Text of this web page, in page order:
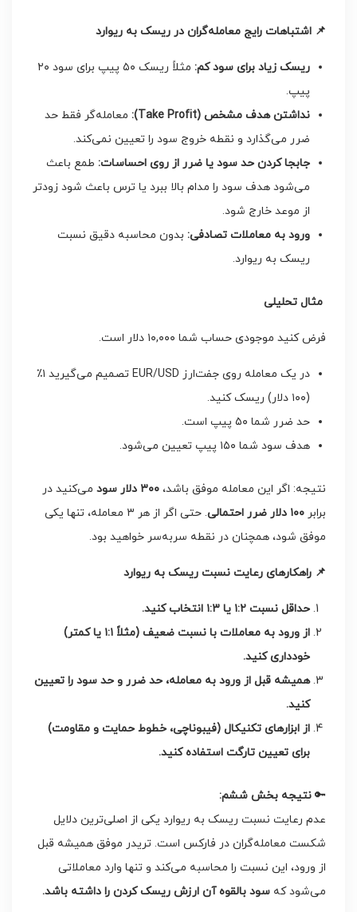
📌 اشتباهات رایج معامله‌گران در ریسک به ریوارد
ریسک زیاد برای سود کم:
مثلاً ریسک ۵۰ پیپ برای سود ۲۰
پیپ.
نداشتن هدف مشخص (Take Profit):
معامله‌گر فقط حد
ضرر می‌گذارد و نقطه خروج سود را تعیین نمی‌کند.
جابجا کردن حد سود یا ضرر از روی احساسات: طمع باعث
می‌شود هدف سود را مدام بالا ببرد یا ترس باعث شود زودتر
از موعد خارج شود.
ورود به معاملات تصادفی: بدون محاسبه دقیق نسبت
ریسک به ریوارد.
مثال تحلیلی
فرض کنید موجودی حساب شما ۱۰,۰۰۰ دلار است.
در یک معامله روی جفت‌ارز EUR/USD تصمیم می‌گیرید ۱٪
(۱۰۰ دلار) ریسک کنید.
حد ضرر شما ۵۰ پیپ است.
هدف سود شما ۱۵۰ پیپ تعیین می‌شود.
نتیجه: اگر این معامله موفق باشد، ۳۰۰ دلار سود می‌کنید در
برابر ۱۰۰ دلار ضرر احتمالی
. حتی اگر از هر ۳ معامله، تنها یکی
موفق شود، همچنان در نقطه سربه‌سر خواهید بود.
📌 راهکارهای رعایت نسبت ریسک به ریوارد
حداقل نسبت ۱:۲ یا ۱:۳ انتخاب کنید.
از ورود به معاملات با نسبت ضعیف (مثلاً ۱:۱ یا کمتر)
خودداری کنید.
همیشه قبل از ورود به معامله، حد ضرر و حد سود را تعیین
کنید.
از ابزارهای تکنیکال (فیبوناچی، خطوط حمایت و مقاومت)
برای تعیین تارگت استفاده کنید.
🔑 نتیجه بخش ششم:
عدم رعایت نسبت ریسک به ریوارد یکی از اصلی‌ترین دلایل
شکست معامله‌گران در فارکس است. تریدر موفق همیشه قبل
از ورود، این نسبت را محاسبه می‌کند و تنها وارد معاملاتی
می‌شود که سود بالقوه آن ارزش ریسک کردن را داشته باشد.